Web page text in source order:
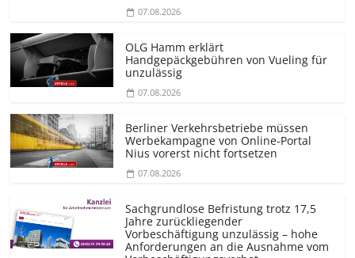
07.08.2026
OLG Hamm erklärt
Handgepäckgebühren von Vueling für
unzulässig
07.08.2026
Berliner Verkehrsbetriebe müssen
Werbekampagne von Online-Portal
Nius vorerst nicht fortsetzen
07.08.2026
Sachgrundlose Befristung trotz 17,5
Jahre zurückliegender
Vorbeschäftigung unzulässig – hohe
Anforderungen an die Ausnahme vom